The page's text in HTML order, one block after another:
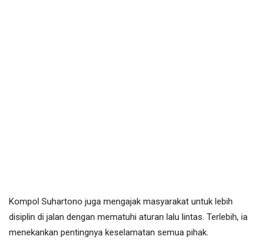
Kompol Suhartono juga mengajak masyarakat untuk lebih
disiplin di jalan dengan mematuhi aturan lalu lintas. Terlebih, ia
menekankan pentingnya keselamatan semua pihak.